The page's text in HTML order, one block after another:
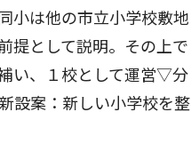
小は他の市立小学校敷地
提として説明。その上で
い、１校として運営▽分
設案：新しい小学校を整